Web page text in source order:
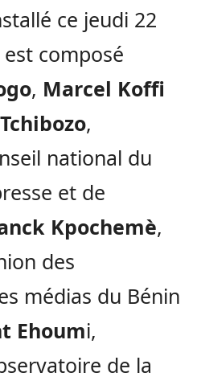
ce jeudi 22
composé
, Marcel Koffi
,
national du
et de
Kpochemè,
des
médias du Bénin
Ehoumi,
de la